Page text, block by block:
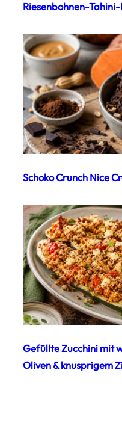
Riesenbohnen-
Schoko Crunch Nice
Gefüllte Zucchini mit
Oliven & knusprigem